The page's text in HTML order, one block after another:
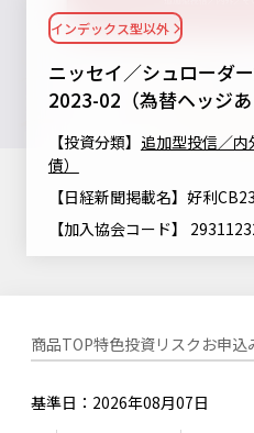
ファンド比較
決算カレンダー
海外休日カレンダー
投資信託新商品のご案内
投資信託償還商品のご案内
有価証券届出書の効力の発生
リーズ
マーケット指数
マーケットレポート
大関 洋の「十字路」
コラム
ファンドレポート
資産形成ポータルTOP
資産形成サービス
Nダイレクト
Goal Navi
資産形成サポート
お問い合わせ
よくあるご質問
サステナビリティ
サステナビリティTOP
サステナビリティ経営
SDGsとは？
サステナビリティ経営基本方針
サステナビリティ推進体制
ニッセイアセットについ
ニッセイアセットについてTOP
会社情報
最新情報
検索したいキーワードを入力してく
ニッセイ／シュローダ
2023-02（為替ヘッジあ
インデックス型以外
【投資分類】 追加型投信／
債）
【日経新聞掲載名】好利
【加入協会コード】
商品TOP特色投資リスク お申込
基準日：2026年08月07日